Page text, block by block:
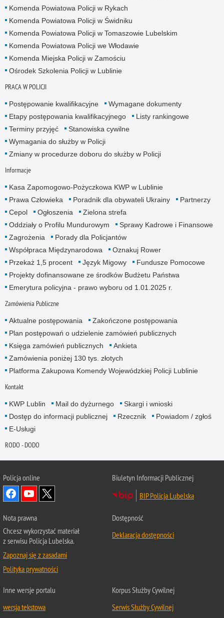
Komenda Powiatowa Policji w Rykach
Komenda Powiatowa Policji w Świdniku
Komenda Powiatowa Policji w Tomaszowie Lubelskim
Komenda Powiatowa Policji we Włodawie
Komenda Miejska Policji w Zamościu
Ośrodek Szkolenia Policji w Lublinie
PRACA W POLICJI
Postępowanie kwalifikacyjne
Wymagane dokumenty
Etapy postępowania kwalifikacyjnego
Listy rankingowe
Terminy przyjęć
Stanowiska cywilne
Wymagania do służby w Policji
Zmiany w procedurze doboru do służby w Policji
Informacje
Kasa Zapomogowo-Pożyczkowa KWP w Lublinie
Prawa Człowieka
Poradnik dla obywateli Ukrainy
Partnerzy
Cepol
Ogłoszenia
Zielona strefa
Oddziały o Profilu Mundurowym
Sprawy Kadrowe i Finansowe
Zagrożenia
Porady dla Policjantów
Współpraca Międzynarodowa
Oznakuj Rower
Przekaż 1,5 procent
Język Migowy
Fundusze Pomocowe
Projekty dofinansowane ze środków Budżetu Państwa
Emerytura policyjna - prawo wyboru od 1.01.2025 r.
Zamówienia Publiczne
Aktualne postępowania
Zakończone postępowania
Plan postępowań o udzielenie zamówień publicznych
Księga zamówień publicznych
Ankieta
Zamówienia poniżej 130 tys. złotych
Platforma Zakupowa Komendy Wojewódzkiej Policji Lublinie
Kontakt
KWP Lublin Mail do dyżurnego
Skargi i wnioski
Dostęp do informacji publicznej
Rzecznik
Powiadom / zgłoś
E-Usługi
RODO - DODO
Policja online
Biuletyn Informacji Publicznej
BIP Policja Lubelska
Nota prawna
Chcesz wykorzystać materiał
z serwisu Policja Lubelska.
Zapoznaj się z zasadami
Polityka prywatności
Dostępność
Deklaracja dostępności
Inne wersje portalu
wersja tekstowa
Korpus Służby Cywilnej
Serwis Służby Cywilnej